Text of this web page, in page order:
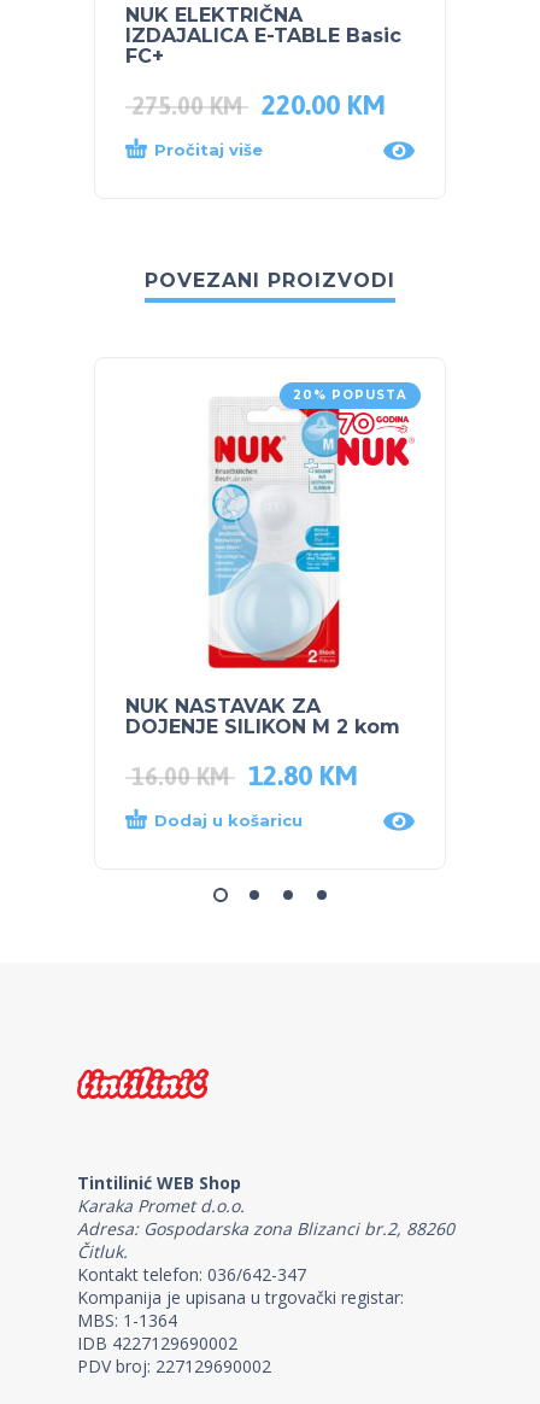
NUK ELEKTRIČNA
IZDAJALICA E-TABLE Basic
FC+
275.00KM 220.00 KM
Pročitaj više
POVEZANI PROIZVODI
20% POPUSTA
NUK NASTAVAK ZA
DOJENJE SILIKON M 2 kom
16.00KM 12.80 KM
Dodaj u košaricu
Tintilinić WEB Shop
Karaka Promet d.o.o.
Adresa: Gospodarska zona Blizanci br.2, 88260
Čitluk.
Kontakt telefon: 036/642-347
Kompanija je upisana u trgovački registar:
MBS: 1-1364
IDB 4227129690002
PDV broj: 227129690002